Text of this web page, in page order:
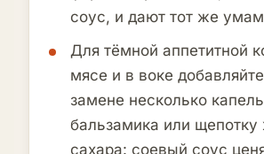
соус, и дают тот же
Для тёмной аппетитной
мясе и в воке
замене несколько капель
бальзамика или
сахара: соевый соус